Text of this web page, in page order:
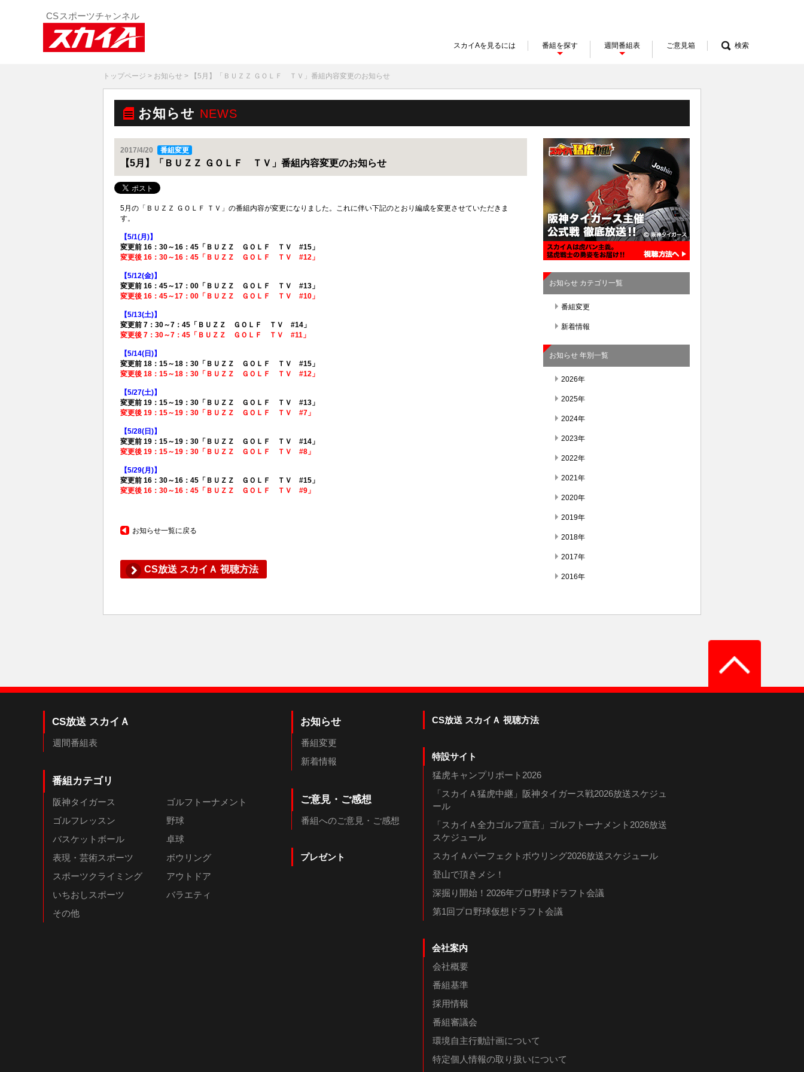
スカイAを見るには 番組を探す 週間番組表 ご意見箱 検索
トップページ > お知らせ > 【5月】「ＢＵＺＺ ＧＯＬＦ ＴＶ」番組内容変更のお知らせ
お知らせ NEWS
2017/4/20 番組変更
【5月】「ＢＵＺＺ ＧＯＬＦ ＴＶ」番組内容変更のお知らせ
5月の「ＢＵＺＺ ＧＯＬＦ ＴＶ」の番組内容が変更になりました。これに伴い下記のとおり編成を変更させていただきま
す。
【5/1(月)】
変更前 16：30～16：45「ＢＵＺＺ ＧＯＬＦ ＴＶ #15」
変更後 16：30～16：45「ＢＵＺＺ ＧＯＬＦ ＴＶ #12」
【5/12(金)】
変更前 16：45～17：00「ＢＵＺＺ ＧＯＬＦ ＴＶ #13」
変更後 16：45～17：00「ＢＵＺＺ ＧＯＬＦ ＴＶ #10」
【5/13(土)】
変更前 7：30～7：45「ＢＵＺＺ ＧＯＬＦ ＴＶ #14」
変更後 7：30～7：45「ＢＵＺＺ ＧＯＬＦ ＴＶ #11」
【5/14(日)】
変更前 18：15～18：30「ＢＵＺＺ ＧＯＬＦ ＴＶ #15」
変更後 18：15～18：30「ＢＵＺＺ ＧＯＬＦ ＴＶ #12」
【5/27(土)】
変更前 19：15～19：30「ＢＵＺＺ ＧＯＬＦ ＴＶ #13」
変更後 19：15～19：30「ＢＵＺＺ ＧＯＬＦ ＴＶ #7」
【5/28(日)】
変更前 19：15～19：30「ＢＵＺＺ ＧＯＬＦ ＴＶ #14」
変更後 19：15～19：30「ＢＵＺＺ ＧＯＬＦ ＴＶ #8」
【5/29(月)】
変更前 16：30～16：45「ＢＵＺＺ ＧＯＬＦ ＴＶ #15」
変更後 16：30～16：45「ＢＵＺＺ ＧＯＬＦ ＴＶ #9」
お知らせ一覧に戻る
CS放送 スカイＡ 視聴方法
お知らせ カテゴリ一覧
番組変更
新着情報
お知らせ 年別一覧
2026年
2025年
2024年
2023年
2022年
2021年
2020年
2019年
2018年
2017年
2016年
CS放送 スカイＡ
週間番組表
番組カテゴリ
阪神タイガース
ゴルフトーナメント
ゴルフレッスン
野球
バスケットボール
卓球
表現・芸術スポーツ
ボウリング
スポーツクライミング
アウトドア
いちおしスポーツ
バラエティ
その他
お知らせ
番組変更
新着情報
ご意見・ご感想
番組へのご意見・ご感想
プレゼント
CS放送 スカイＡ 視聴方法
特設サイト
猛虎キャンプリポート2026
「スカイＡ猛虎中継」阪神タイガース戦2026放送スケジュ
ール
「スカイＡ全力ゴルフ宣言」ゴルフトーナメント2026放送
スケジュール
スカイＡパーフェクトボウリング2026放送スケジュール
登山で頂きメシ！
深掘り開始！2026年プロ野球ドラフト会議
第1回プロ野球仮想ドラフト会議
会社案内
会社概要
番組基準
採用情報
番組審議会
環境自主行動計画について
特定個人情報の取り扱いについて